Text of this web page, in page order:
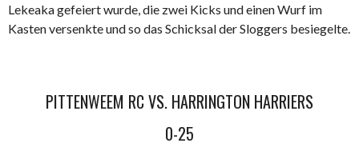
Lekeaka gefeiert wurde, die zwei Kicks und einen Wurf im
Kasten versenkte und so das Schicksal der Sloggers besiegelte.
PITTENWEEM RC VS. HARRINGTON HARRIERS
0-25